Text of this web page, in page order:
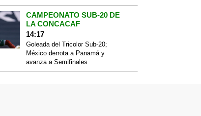
CAMPEONATO SUB-20 DE
LA CONCACAF
14:17
Goleada del Tricolor Sub-20;
México derrota a Panamá y
avanza a Semifinales